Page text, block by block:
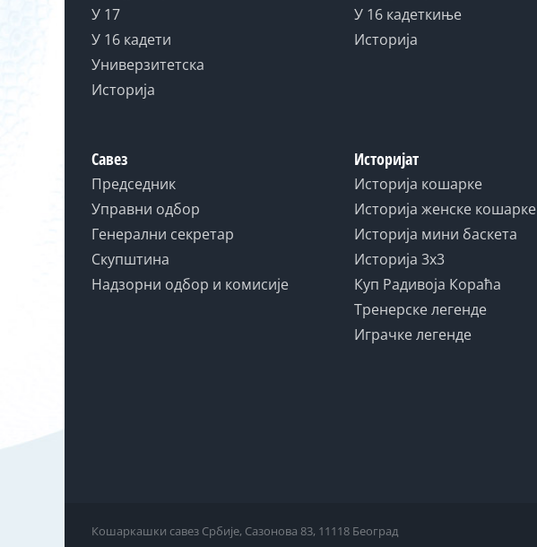
У 17
У 16 кадети
Универзитетска
Историја
Савез
Председник
Управни одбор
Генерални секретар
Скупштина
Надзорни одбор и комисије
У 16 кадеткиње
Историја
Историјат
Историја кошарке
Историја женске кошарке
Историја мини баскета
Историја 3x3
Куп Радивоја Кораћа
Тренерске легенде
Играчке легенде
Кошаркашки савез Србије, Сазонова 83, 11118 Београд